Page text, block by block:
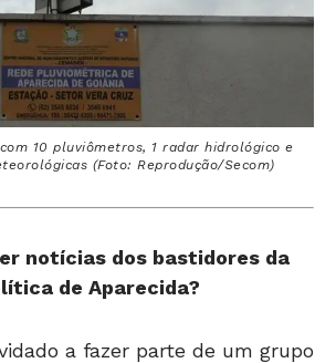
10 pluviômetros, 1 radar hidrológico e
(Foto: Reprodução/Secom)
notícias dos bastidores da
de Aparecida?
a fazer parte de um grupo